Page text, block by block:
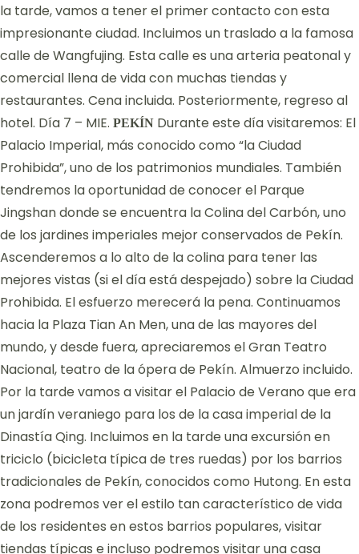
la tarde, vamos a tener el primer contacto con esta
impresionante ciudad. Incluimos un traslado a la famosa
calle de Wangfujing. Esta calle es una arteria peatonal y
comercial llena de vida con muchas tiendas y
restaurantes. Cena incluida. Posteriormente, regreso al
hotel. Día 7 – MIE. PEKÍN Durante este día visitaremos: El
Palacio Imperial, más conocido como “la Ciudad
Prohibida”, uno de los patrimonios mundiales. También
tendremos la oportunidad de conocer el Parque
Jingshan donde se encuentra la Colina del Carbón, uno
de los jardines imperiales mejor conservados de Pekín.
Ascenderemos a lo alto de la colina para tener las
mejores vistas (si el día está despejado) sobre la Ciudad
Prohibida. El esfuerzo merecerá la pena. Continuamos
hacia la Plaza Tian An Men, una de las mayores del
mundo, y desde fuera, apreciaremos el Gran Teatro
Nacional, teatro de la ópera de Pekín. Almuerzo incluido.
Por la tarde vamos a visitar el Palacio de Verano que era
un jardín veraniego para los de la casa imperial de la
Dinastía Qing. Incluimos en la tarde una excursión en
triciclo (bicicleta típica de tres ruedas) por los barrios
tradicionales de Pekín, conocidos como Hutong. En esta
zona podremos ver el estilo tan característico de vida
de los residentes en estos barrios populares, visitar
tiendas típicas e incluso podremos visitar una casa